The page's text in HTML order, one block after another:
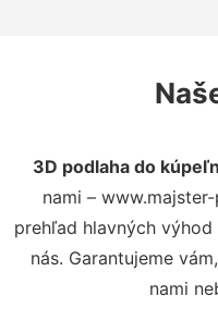
3D podlaha do
nami –
prehľad hlavných
nás. Garantujeme
nami